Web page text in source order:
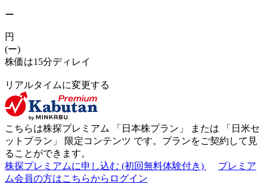
ー
円
(ー)
株価は15分ディレイ
リアルタイムに変更する
こちらは株探プレミアム 「 日本株プラン 」 または 「 日米セ
ットプラン 」 限定コンテンツ です。プランをご契約して見
ることができます。
株探プレミアムに申し込む (初回無料体験付き)
プレミア
ム会員の方はこちらからログイン